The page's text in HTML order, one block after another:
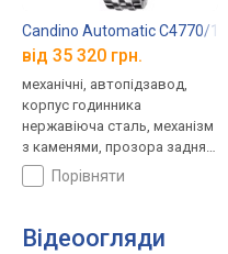
Candino Automatic C4770/1
від 35 320 грн.
механічні, автопідзавод,
корпус годинника
нержавіюча сталь, механізм
з каменями, прозора задня
кришка, ремінець: браслет
сталь, WR 30, Швейцарія
порівняти
Відеоогляди